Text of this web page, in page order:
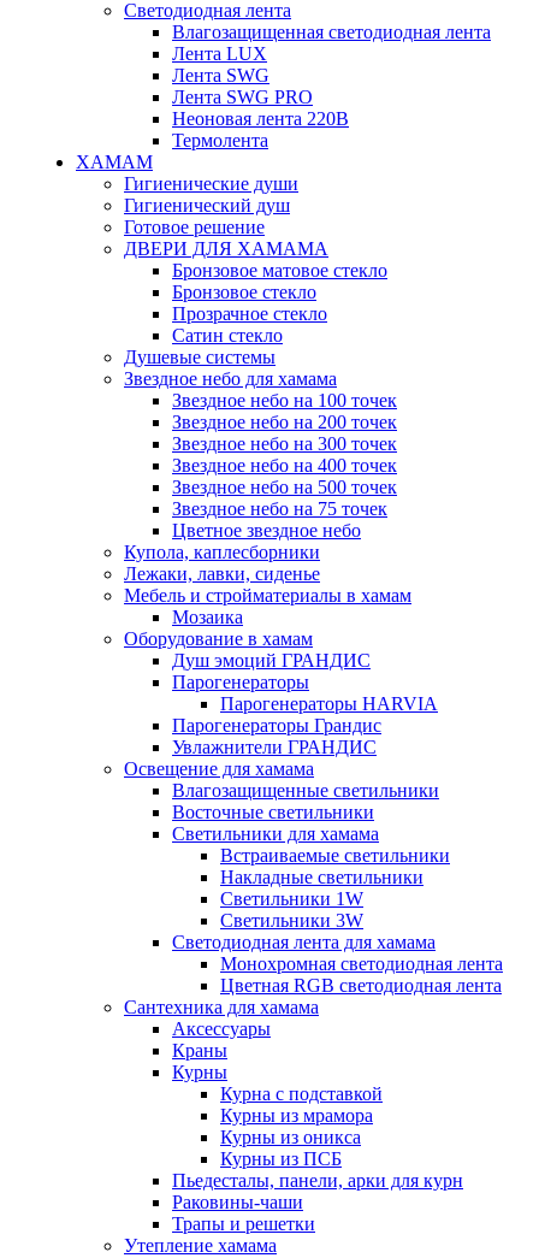
Светодиодная лента
Влагозащищенная светодиодная лента
Лента LUX
Лента SWG
Лента SWG PRO
Неоновая лента 220В
Термолента
ХАМАМ
Гигиенические души
Гигиенический душ
Готовое решение
ДВЕРИ ДЛЯ ХАМАМА
Бронзовое матовое стекло
Бронзовое стекло
Прозрачное стекло
Сатин стекло
Душевые системы
Звездное небо для хамама
Звездное небо на 100 точек
Звездное небо на 200 точек
Звездное небо на 300 точек
Звездное небо на 400 точек
Звездное небо на 500 точек
Звездное небо на 75 точек
Цветное звездное небо
Купола, каплесборники
Лежаки, лавки, сиденье
Мебель и стройматериалы в хамам
Мозаика
Оборудование в хамам
Душ эмоций ГРАНДИС
Парогенераторы
Парогенераторы HARVIA
Парогенераторы Грандис
Увлажнители ГРАНДИС
Освещение для хамама
Влагозащищенные светильники
Восточные светильники
Светильники для хамама
Встраиваемые светильники
Накладные светильники
Светильники 1W
Светильники 3W
Светодиодная лента для хамама
Монохромная светодиодная лента
Цветная RGB светодиодная лента
Сантехника для хамама
Аксессуары
Краны
Курны
Курна с подставкой
Курны из мрамора
Курны из оникса
Курны из ПСБ
Пьедесталы, панели, арки для курн
Раковины-чаши
Трапы и решетки
Утепление хамама